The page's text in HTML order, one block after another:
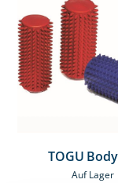
TOGU
Auf Lager